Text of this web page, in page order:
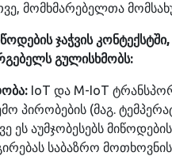
მომხმარებელთა
ჯაჭვის
გულისხმობს:
IoT და M-IoT
პირობების (მაგ.
აუმჯობესებს
საბაზრო